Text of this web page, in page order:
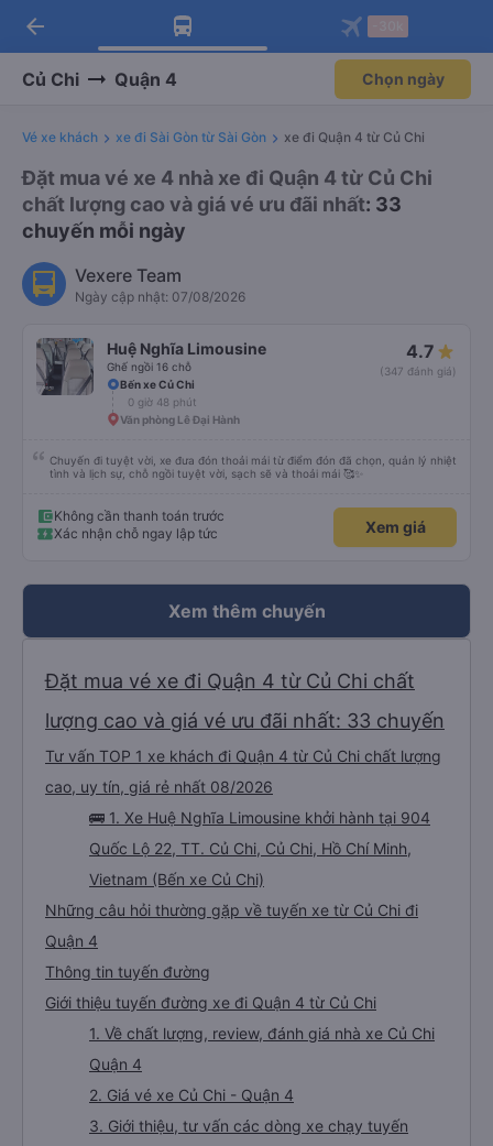
Tải app Vexere ngay!
Nhận ưu đãi thành viên độc
Mở app
Tải app Vexere
-30k/ghế khi đặt vé máy bay qua
Mở app
arrow_back
Củ Chi Quận 4 Chọn ngày
Vé xe khách xe đi Sài Gòn từ Sài Gòn xe đi Quận 4 từ Củ Chi
Đặt mua vé xe 4 nhà xe đi Quận 4 từ Củ Chi
chất lượng cao và giá vé ưu đãi nhất: 33
chuyến mỗi ngày
Vexere Team
Ngày cập nhật: 07/08/2026
Huệ Nghĩa Limousine
Ghế ngồi 16 chỗ
4.7
(347 đánh giá)
Bến xe Củ Chi
0 giờ 48 phút
Văn phòng Lê Đại Hành
Chuyến đi tuyệt vời, xe đưa đón thoải mái từ điểm đón đã chọn, quản lý nhiệt
tình và lịch sự, chỗ ngồi tuyệt vời, sạch sẽ và thoải mái 🥰✨
Không cần thanh toán trước
Xác nhận chỗ ngay lập tức
Xem giá
Xem thêm chuyến
Đặt mua vé xe đi Quận 4 từ Củ Chi chất
lượng cao và giá vé ưu đãi nhất: 33 chuyến
Tư vấn TOP 1 xe khách đi Quận 4 từ Củ Chi chất lượng
cao, uy tín, giá rẻ nhất 08/2026
🚌 1. Xe Huệ Nghĩa Limousine khởi hành tại 904
Quốc Lộ 22, TT. Củ Chi, Củ Chi, Hồ Chí Minh,
Vietnam (Bến xe Củ Chi)
Những câu hỏi thường gặp về tuyến xe từ Củ Chi đi
Quận 4
Thông tin tuyến đường
Giới thiệu tuyến đường xe đi Quận 4 từ Củ Chi
1. Về chất lượng, review, đánh giá nhà xe Củ Chi
Quận 4
2. Giá vé xe Củ Chi - Quận 4
3. Giới thiệu, tư vấn các dòng xe chạy tuyến